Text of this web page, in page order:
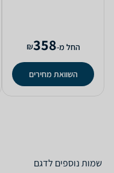
החל מ-358
₪
השוואת מחירים
שמות נוספים לדגם